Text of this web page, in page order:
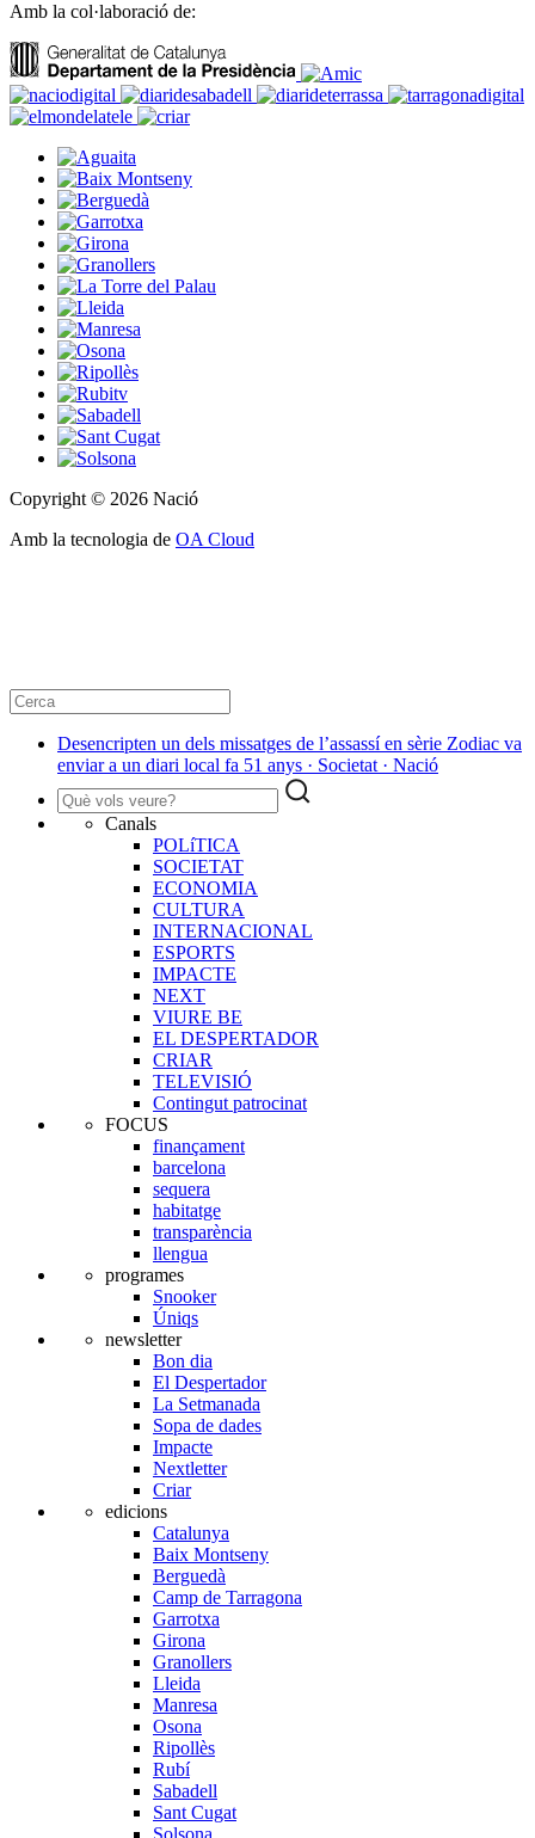
Amb la col·laboració de:
Copyright © 2026 Nació
Amb la tecnologia de OA Cloud
Desencripten un dels missatges de l’assassí en sèrie Zodiac va
enviar a un diari local fa 51 anys · Societat · Nació
Canals
POLíTICA
SOCIETAT
ECONOMIA
CULTURA
INTERNACIONAL
ESPORTS
IMPACTE
NEXT
VIURE BE
EL DESPERTADOR
CRIAR
TELEVISIÓ
Contingut patrocinat
FOCUS
finançament
barcelona
sequera
habitatge
transparència
llengua
programes
Snooker
Úniqs
newsletter
Bon dia
El Despertador
La Setmanada
Sopa de dades
Impacte
Nextletter
Criar
edicions
Catalunya
Baix Montseny
Berguedà
Camp de Tarragona
Garrotxa
Girona
Granollers
Lleida
Manresa
Osona
Ripollès
Rubí
Sabadell
Sant Cugat
Solsona